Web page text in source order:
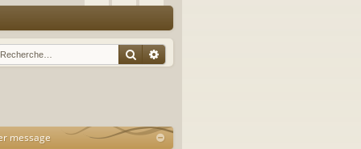
Q ne
xi
nr
eg
r
Rechercher
Recherche avancée
message